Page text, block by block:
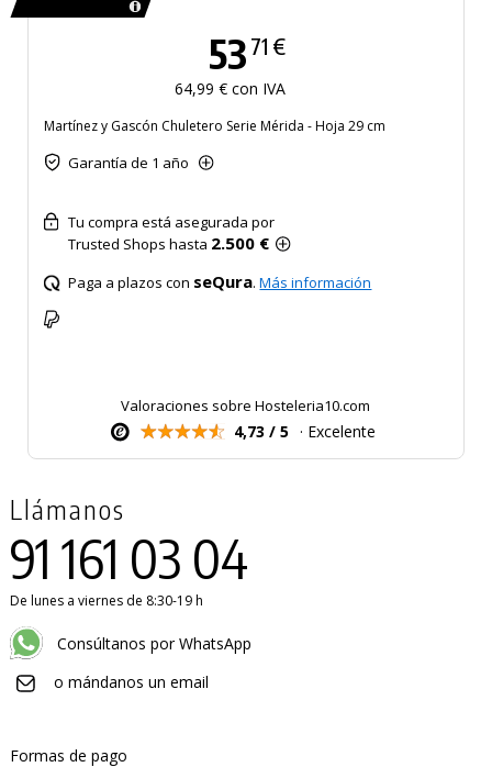
53 71 €
64,99 € con IVA
Martínez y Gascón Chuletero Serie Mérida - Hoja 29 cm
Garantía de 1 año
Tu compra está asegurada por
Trusted Shops hasta 2.500 €
Paga a plazos con seQura.Más información
Valoraciones sobre Hosteleria10.com
4,73 / 5 · Excelente
Llámanos
91 161 03 04
De lunes a viernes de 8:30-19 h
Consúltanos por WhatsApp
o mándanos un email
Formas de pago